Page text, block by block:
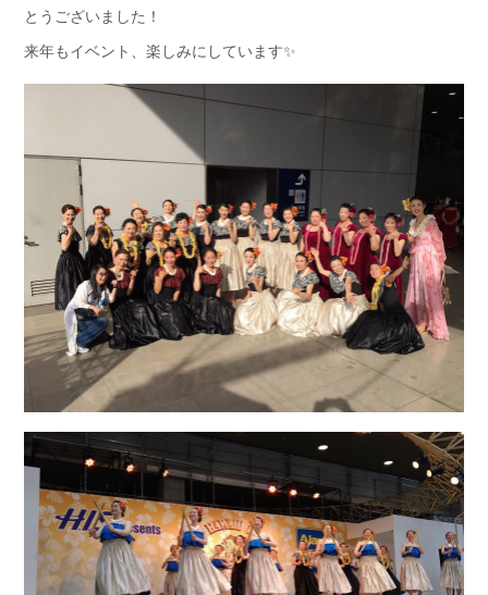
とうございました！
来年もイベント、楽しみにしています✨